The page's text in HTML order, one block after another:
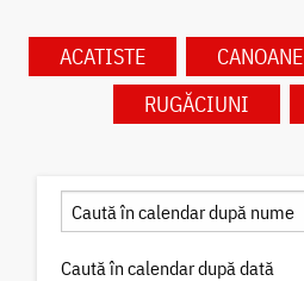
ACATISTE CANOANE
RUGĂCIUNI
Caută în calendar după dată